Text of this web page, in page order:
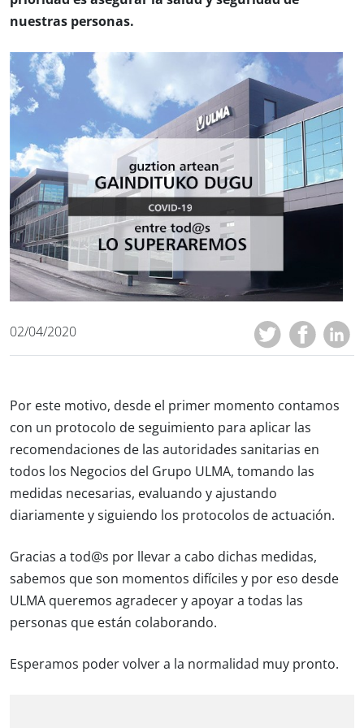
nuestras personas.
02/04/2020
Por este motivo, desde el primer momento contamos
con un protocolo de seguimiento para aplicar las
recomendaciones de las autoridades sanitarias en
todos los Negocios del Grupo ULMA, tomando las
medidas necesarias, evaluando y ajustando
diariamente y siguiendo los protocolos de actuación.
Gracias a tod@s por llevar a cabo dichas medidas,
sabemos que son momentos difíciles y por eso desde
ULMA queremos agradecer y apoyar a todas las
personas que están colaborando.
Esperamos poder volver a la normalidad muy pronto.